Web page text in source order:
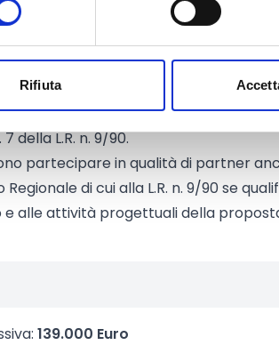
Rifiuta
singolarmente o come capofila di un
Registro Regionale delle
con continuità nel settore
della L.R. n. 9/90.
partecipare in qualità di partner
di cui alla L.R. n. 9/90 se
alle attività progettuali della
139.000 Euro